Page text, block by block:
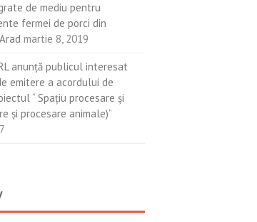
de mediu pentru
fermei de porci din
martie 8, 2019
anunţă publicul interesat
emitere a acordului de
“ Spaţiu procesare şi
şi procesare animale)”